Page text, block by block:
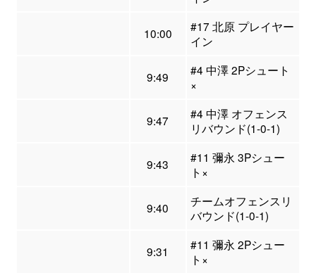
10:00
#17 北原 プレイヤー
イン
9:49
#4 中澤 2Pシュート
×
9:47
#4 中澤 オフェンス
リバウンド(1-0-1)
9:43
#11 彌永 3Pシュー
ト×
9:40
チームオフェンスリ
バウンド(1-0-1)
9:31
#11 彌永 2Pシュー
ト×